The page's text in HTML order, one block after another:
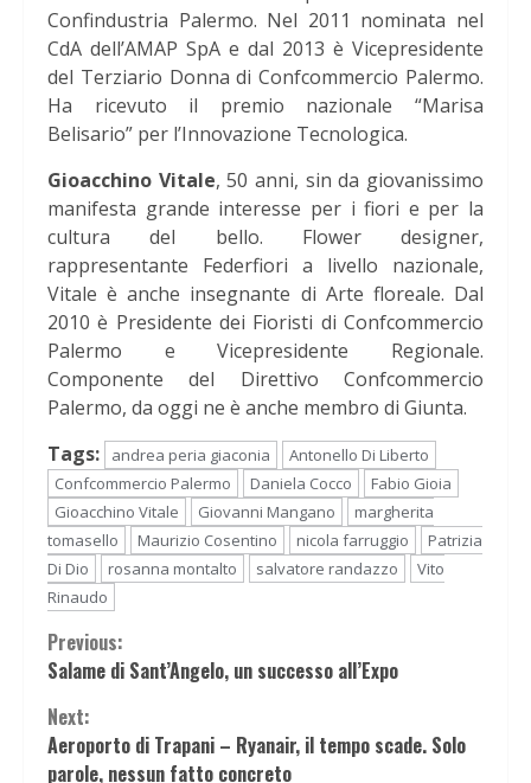
Confindustria Palermo. Nel 2011 nominata nel
CdA dell’AMAP SpA e dal 2013 è Vicepresidente
del Terziario Donna di Confcommercio Palermo.
Ha ricevuto il premio nazionale “Marisa
Belisario” per l’Innovazione Tecnologica.
Gioacchino Vitale, 50 anni, sin da giovanissimo
manifesta grande interesse per i fiori e per la
cultura del bello. Flower designer,
rappresentante Federfiori a livello nazionale,
Vitale è anche insegnante di Arte floreale. Dal
2010 è Presidente dei Fioristi di Confcommercio
Palermo e Vicepresidente Regionale.
Componente del Direttivo Confcommercio
Palermo, da oggi ne è anche membro di Giunta.
Tags:
andrea peria giaconia
Antonello Di Liberto
Confcommercio Palermo
Daniela Cocco
Fabio Gioia
Gioacchino Vitale
Giovanni Mangano
margherita
tomasello
Maurizio Cosentino nicola farruggio
Patrizia
Di Dio
rosanna montalto salvatore randazzo
Vito
Rinaudo
Continue
Reading
Previous:
Salame di Sant’Angelo, un successo all’Expo
Next:
Aeroporto di Trapani – Ryanair, il tempo scade. Solo
parole, nessun fatto concreto